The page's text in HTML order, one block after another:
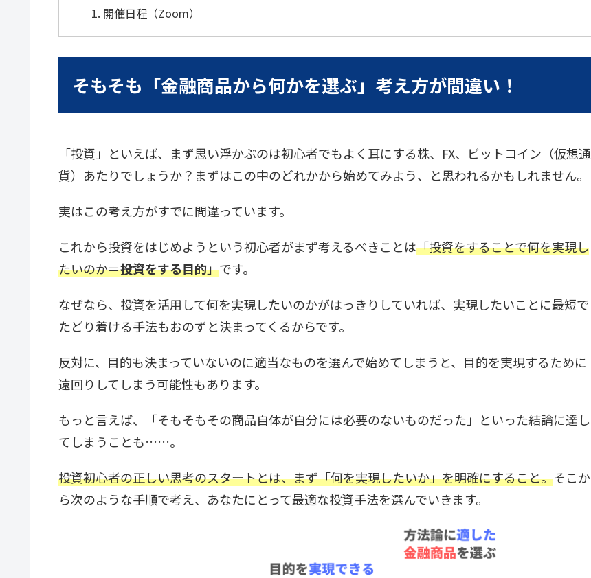
開催日程（Zoom）
そもそも「金融商品から何かを選ぶ」考え方が間違い！
「投資」といえば、まず思い浮かぶのは初心者でもよく耳にする株、FX、ビットコイン（仮想通
貨）あたりでしょうか？まずはこの中のどれかから始めてみよう、と思われるかもしれません。
実はこの考え方がすでに間違っています。
これから投資をはじめようという初心者がまず考えるべきことは「投資をすることで何を実現し
たいのか＝投資をする目的」です。
なぜなら、投資を活用して何を実現したいのかがはっきりしていれば、実現したいことに最短で
たどり着ける手法もおのずと決まってくるからです。
反対に、目的も決まっていないのに適当なものを選んで始めてしまうと、目的を実現するために
遠回りしてしまう可能性もあります。
もっと言えば、「そもそもその商品自体が自分には必要のないものだった」といった結論に達し
てしまうことも……。
投資初心者の正しい思考のスタートとは、まず「何を実現したいか」を明確にすること。そこか
ら次のような手順で考え、あなたにとって最適な投資手法を選んでいきます。